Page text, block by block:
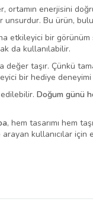
ortamın enerjisini
unsurdur. Bu ürün,
etkileyici bir görünüm
da kullanılabilir.
taşır. Çünkü
bir hediye deneyimi
Doğum günü
, hem tasarımı hem
arayan kullanıcılar için